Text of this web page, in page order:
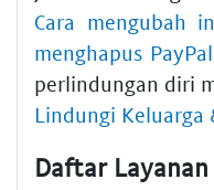
Cara mengubah
menghapus PayPal
perlindungan diri
Lindungi Keluarga
Daftar